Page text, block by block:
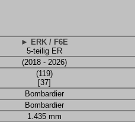
► ERK / F6E
5-teilig ER
(2018 - 2026)
(119)
[37]
Bombardier
Bombardier
1.435 mm